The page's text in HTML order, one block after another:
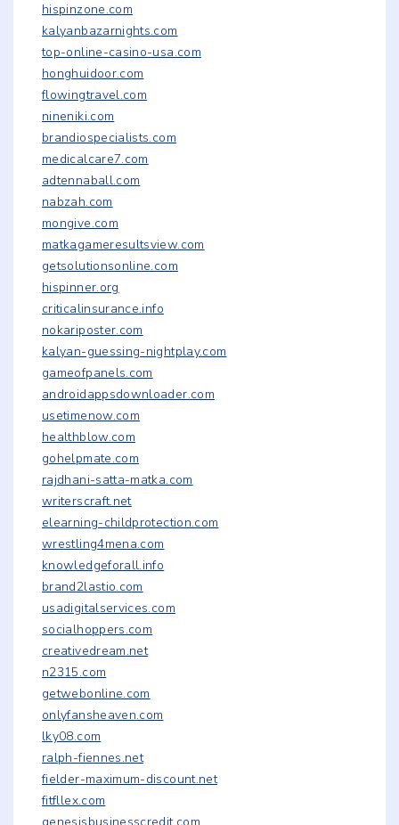
hispinzone.com
kalyanbazarnights.com
top-online-casino-usa.com
honghuidoor.com
flowingtravel.com
nineniki.com
brandiospecialists.com
medicalcare7.com
adtennaball.com
nabzah.com
mongive.com
matkagameresultsview.com
getsolutionsonline.com
hispinner.org
criticalinsurance.info
nokariposter.com
kalyan-guessing-nightplay.com
gameofpanels.com
androidappsdownloader.com
usetimenow.com
healthblow.com
gohelpmate.com
rajdhani-satta-matka.com
writerscraft.net
elearning-childprotection.com
wrestling4mena.com
knowledgeforall.info
brand2lastio.com
usadigitalservices.com
socialhoppers.com
creativedream.net
n2315.com
getwebonline.com
onlyfansheaven.com
lky08.com
ralph-fiennes.net
fielder-maximum-discount.net
fitfllex.com